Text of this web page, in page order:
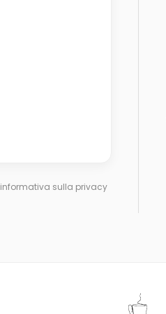
informativa sulla privacy